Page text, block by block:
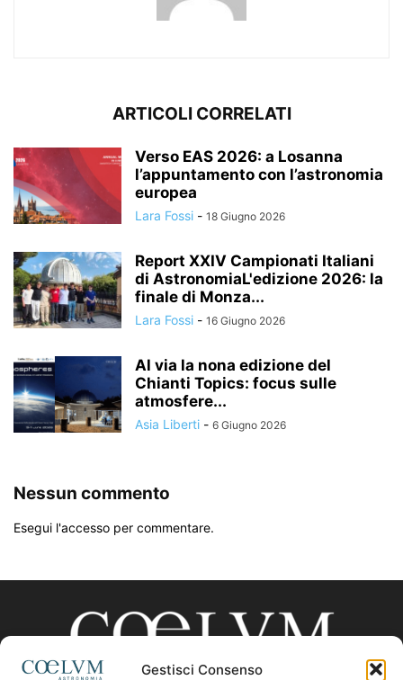
Gestisci Consenso
ARTICOLI CORRELATI
Verso EAS 2026: a Losanna
l’appuntamento con l’astronomia
europea
Lara Fossi - 18 Giugno 2026
Report XXIV Campionati Italiani
di AstronomiaL'edizione 2026: la
finale di Monza...
Lara Fossi - 16 Giugno 2026
Al via la nona edizione del
Chianti Topics: focus sulle
atmosfere...
Asia Liberti - 6 Giugno 2026
Nessun commento
Esegui l'accesso per commentare.